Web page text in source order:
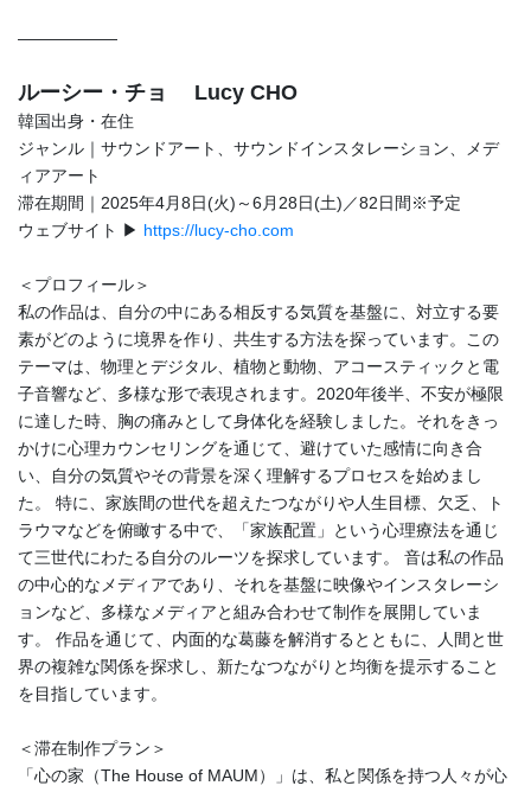
――――――
ルーシー・チョ Lucy CHO
韓国出身・在住
ジャンル｜サウンドアート、サウンドインスタレーション、メデ
ィアアート
滞在期間｜2025年4月8日(火)～6月28日(土)／82日間※予定
ウェブサイト ▶ https://lucy-cho.com
＜プロフィール＞
私の作品は、自分の中にある相反する気質を基盤に、対立する要
素がどのように境界を作り、共生する方法を探っています。この
テーマは、物理とデジタル、植物と動物、アコースティックと電
子音響など、多様な形で表現されます。2020年後半、不安が極限
に達した時、胸の痛みとして身体化を経験しました。それをきっ
かけに心理カウンセリングを通じて、避けていた感情に向き合
い、自分の気質やその背景を深く理解するプロセスを始めまし
た。 特に、家族間の世代を超えたつながりや人生目標、欠乏、ト
ラウマなどを俯瞰する中で、「家族配置」という心理療法を通じ
て三世代にわたる自分のルーツを探求しています。 音は私の作品
の中心的なメディアであり、それを基盤に映像やインスタレーシ
ョンなど、多様なメディアと組み合わせて制作を展開していま
す。 作品を通じて、内面的な葛藤を解消するとともに、人間と世
界の複雑な関係を探求し、新たなつながりと均衡を提示すること
を目指しています。
＜滞在制作プラン＞
「心の家（The House of MAUM）」は、私と関係を持つ人々が心